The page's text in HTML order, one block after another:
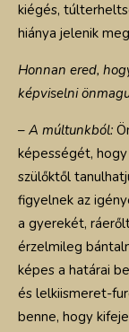
kiégés,
hiánya jelenik
Honnan ered,
képviselni
– A múltunkból:
képességét,
szülőktől
figyelnek az
a gyerekét,
érzelmileg
képes a határai
és lelkiismeret-
benne, hogy